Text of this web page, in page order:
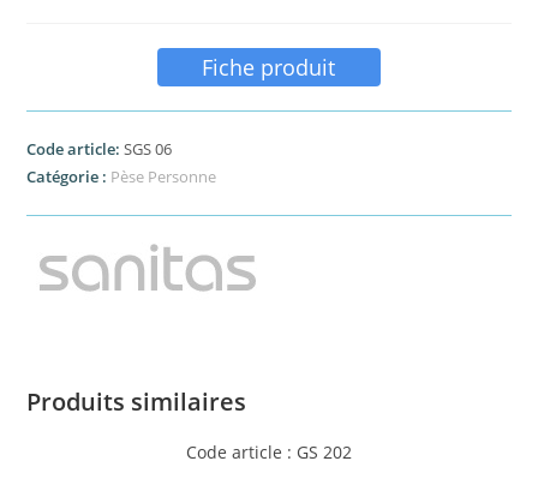
Fiche produit
Code article:SGS 06
Catégorie : Pèse Personne
Produits similaires
Code article : GS 202